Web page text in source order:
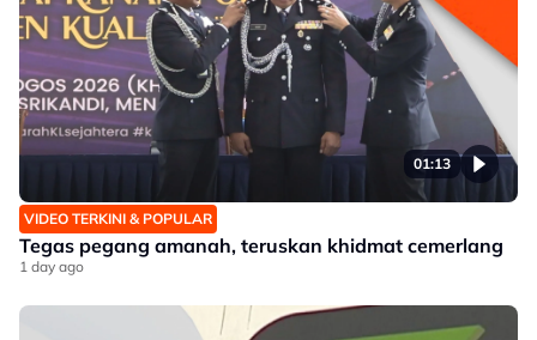
01:13
VIDEO TERKINI & POPULAR
Tegas pegang amanah, teruskan khidmat cemerlang
1 day ago